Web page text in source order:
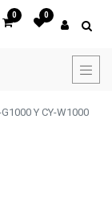
0 0
Y CY-W1000